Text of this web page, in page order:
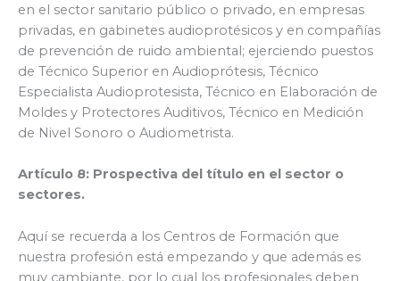
en el sector sanitario público o privado, en empresas
privadas, en gabinetes audioprotésicos y en compañías
de prevención de ruido ambiental; ejerciendo puestos
de Técnico Superior en Audioprótesis, Técnico
Especialista Audioprotesista, Técnico en Elaboración de
Moldes y Protectores Auditivos, Técnico en Medición
de Nivel Sonoro o Audiometrista.
Artículo 8: Prospectiva del título en el sector o
sectores.
Aquí se recuerda a los Centros de Formación que
nuestra profesión está empezando y que además es
muy cambiante, por lo cual los profesionales deben